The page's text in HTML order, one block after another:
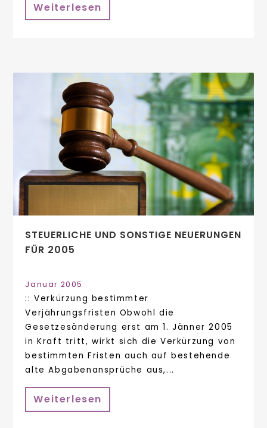
Weiterlesen
STEUERLICHE UND SONSTIGE NEUERUNGEN
FÜR 2005
Januar 2005
:: Verkürzung bestimmter
Verjährungsfristen Obwohl die
Gesetzesänderung erst am 1. Jänner 2005
in Kraft tritt, wirkt sich die Verkürzung von
bestimmten Fristen auch auf bestehende
alte Abgabenansprüche aus,...
Weiterlesen